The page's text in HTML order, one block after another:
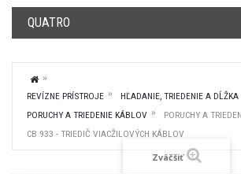
QUATRO
REVÍZNE PRÍSTROJE
HĽADANIE, TRIEDENIE A
PORUCHY A TRIEDENIE KÁBLOV
PORUCHY A
CB 933 - TRIEDIČ VIACŽILOVÝCH KÁBLOV
Zväčšiť